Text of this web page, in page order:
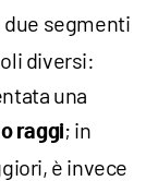
due segmenti
diversi:
una
raggi; in
è invece